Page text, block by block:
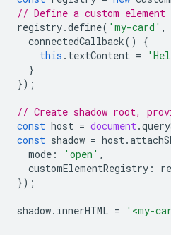
// Define a custom
registry.define( 'my-card' ,
connectedCallback()
{
this . textContent =
}
});
// Create shadow root,
const host = document .
const shadow = host .
mode : 'open' ,
customElementRegistry :
});
shadow. innerHTML = '<my-